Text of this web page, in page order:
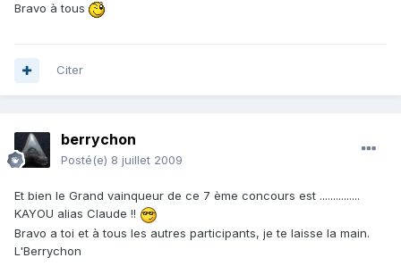
Bravo à tous
Citer
berrychon
Posté(e) 8 juillet 2009
Et bien le Grand vainqueur de ce 7 ème concours est ...............
KAYOU alias Claude !!
Bravo a toi et à tous les autres participants, je te laisse la main.
L'Berrychon